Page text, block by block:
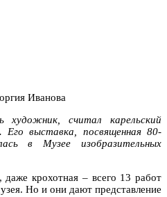
Иванова
считал карельский
Его выставка, посвященная 80-
в Музее изобразительных
крохотная – всего 13 работ
Но и они дают представление